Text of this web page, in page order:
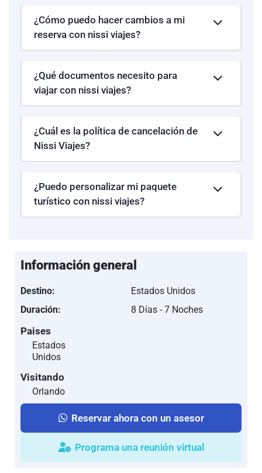
¿Cómo puedo hacer cambios a mi
reserva con nissi viajes?
¿Qué documentos necesito para
viajar con nissi viajes?
¿Cuál es la política de cancelación de
Nissi Viajes?
¿Puedo personalizar mi paquete
turístico con nissi viajes?
Información general
Destino:
Estados Unidos
Duración:
8 Días - 7 Noches
Paises
Estados
Unidos
Visitando
Orlando
Reservar ahora con un asesor
Programa una reunión virtual